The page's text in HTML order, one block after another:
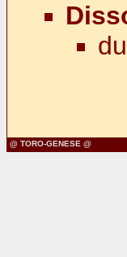
@ TORO-GENESE @